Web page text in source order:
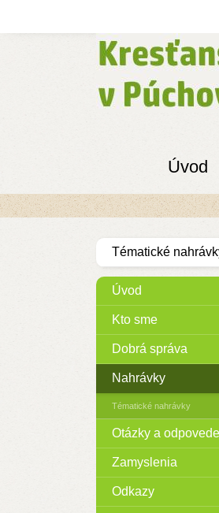
Úvod
Tématické
Úvod
Kto sme
Dobrá správa
Nahrávky
Tématické nahrávky
Otázky a odpovede
Zamyslenia
Odkazy